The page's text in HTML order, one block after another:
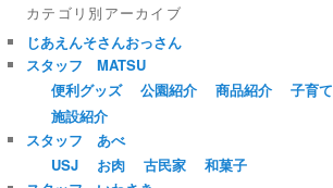
カテゴリ別アーカイブ
じあえんそさんおっさん
スタッフ MATSU
便利グッズ
公園紹介 商品紹介 子育て
施設紹介
スタッフ あべ
USJ
お肉 古民家
和菓子